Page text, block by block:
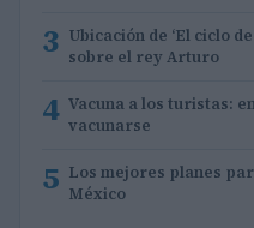
3 Ubicación de ‘El ciclo
sobre el rey Arturo
4 Vacuna a los turistas:
vacunarse
5 Los mejores planes
México